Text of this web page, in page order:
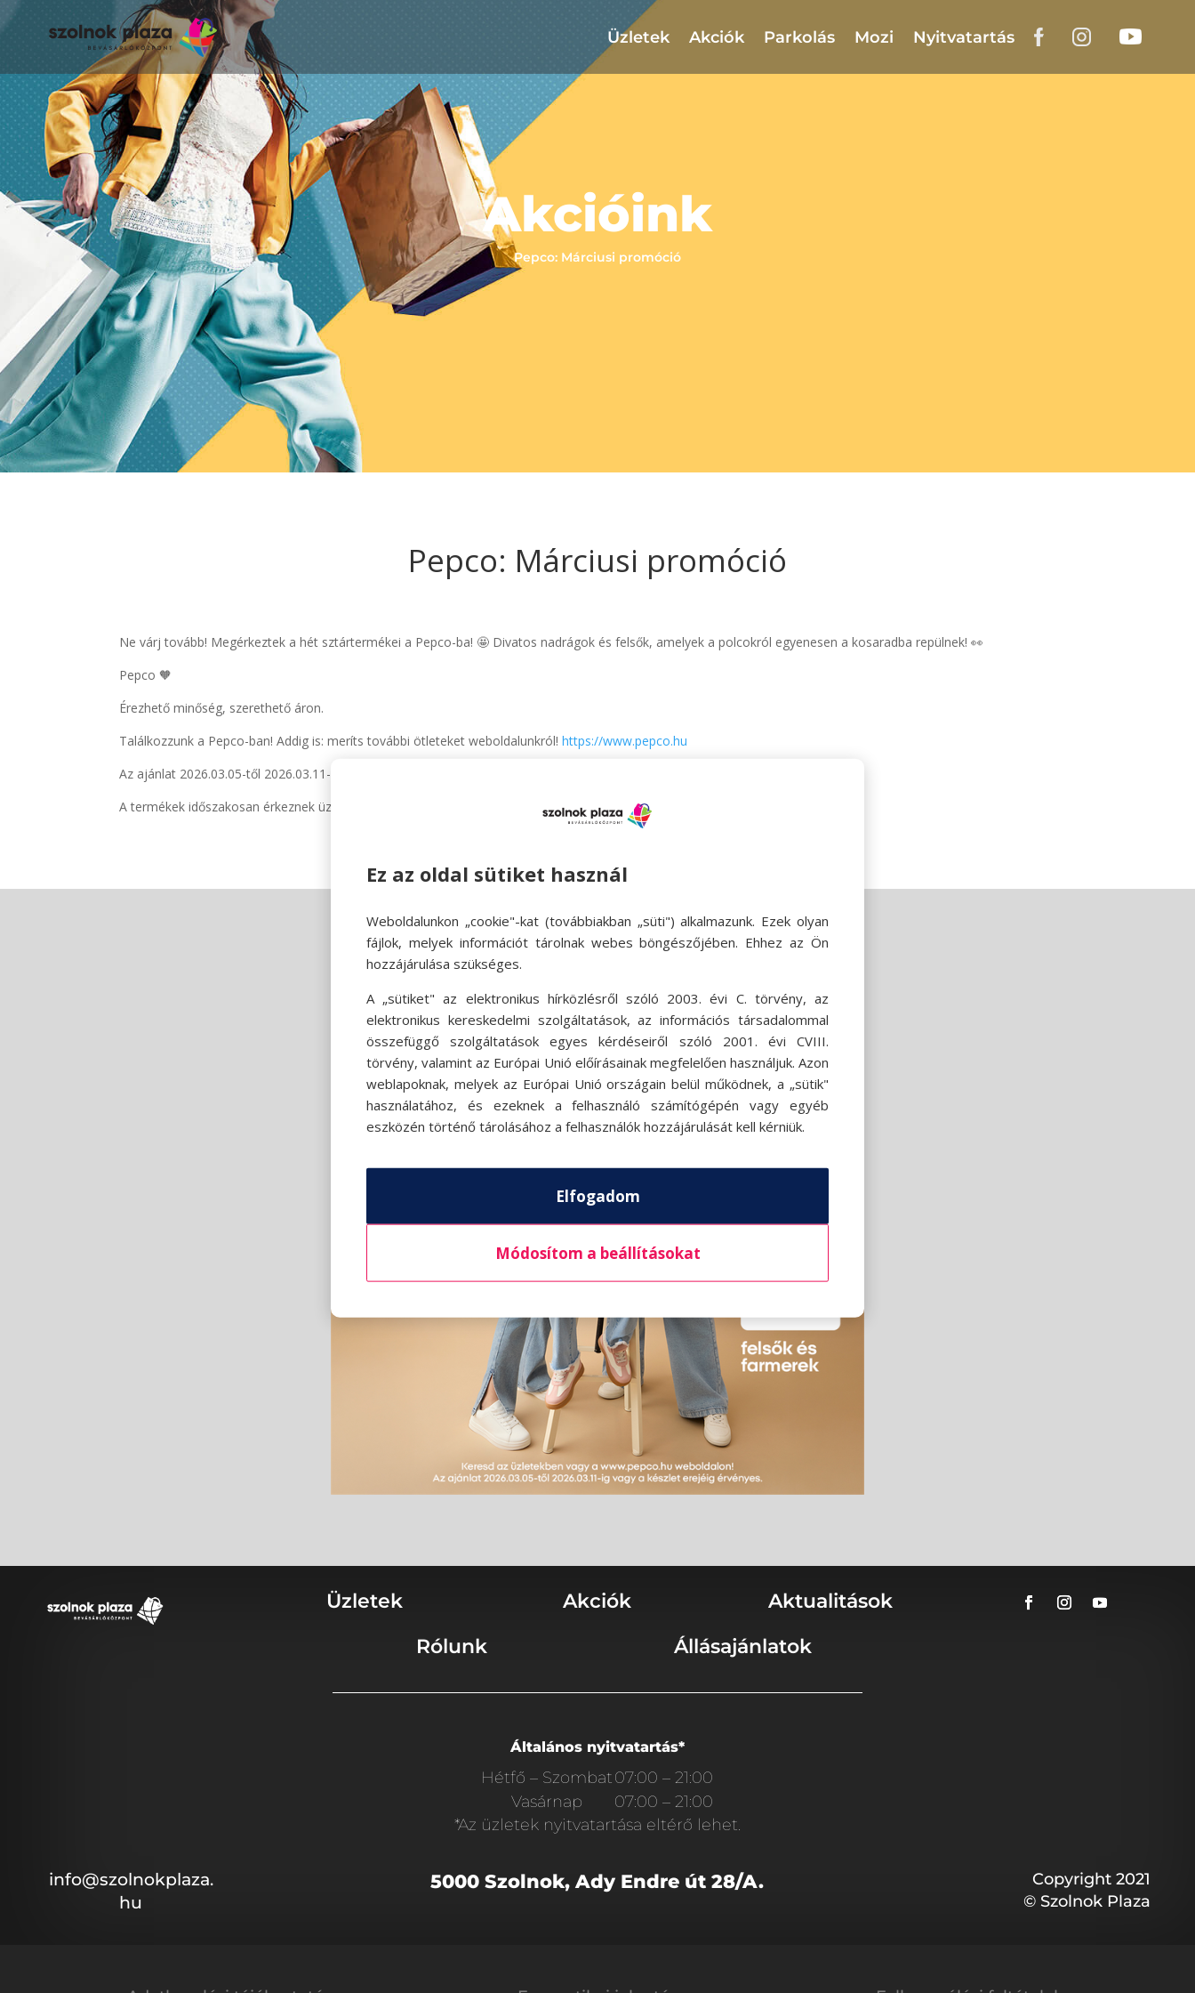
Üzletek Akciók Parkolás Mozi Nyitvatartás
Akcióink
Pepco: Márciusi promóció
Pepco: Márciusi promóció
Ne várj tovább! Megérkeztek a hét sztártermékei a Pepco-ba! 🤩 Divatos nadrágok és felsők, amelyek a polcokról egyenesen a kosaradba repülnek! 👀
Pepco 🧡
Érezhető minőség, szerethető áron.
Találkozzunk a Pepco-ban! Addig is: meríts további ötleteket weboldalunkról!https://www.pepco.hu
Az ajánlat 2026.03.05-től 2026.03.11-ig vagy a készlet erejéig érvényes.
A termékek időszakosan érkeznek üzleteinkbe és elérhetőségük üzletenként változhat.
Üzletek Akciók
Aktualitások
Rólunk
Állásajánlatok
Általános nyitvatartás*
Hétfő – Szombat07:00 – 21:00
Vasárnap
07:00 – 21:00
*Az üzletek nyitvatartása eltérő lehet.
info@szolnokplaza.
hu
5000 Szolnok, Ady Endre út 28/A.
Copyright 2021
© Szolnok Plaza
Ez az oldal sütiket használ
Weboldalunkon „cookie"-kat (továbbiakban „süti") alkalmazunk. Ezek olyan
fájlok, melyek információt tárolnak webes böngészőjében. Ehhez az Ön
hozzájárulása szükséges.
A „sütiket" az elektronikus hírközlésről szóló 2003. évi C. törvény, az
elektronikus kereskedelmi szolgáltatások, az információs társadalommal
összefüggő szolgáltatások egyes kérdéseiről szóló 2001. évi CVIII.
törvény, valamint az Európai Unió előírásainak megfelelően használjuk. Azon
weblapoknak, melyek az Európai Unió országain belül működnek, a „sütik"
használatához, és ezeknek a felhasználó számítógépén vagy egyéb
eszközén történő tárolásához a felhasználók hozzájárulását kell kérniük.
Elfogadom
Módosítom a beállításokat